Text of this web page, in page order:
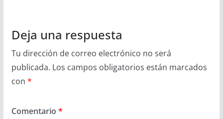
Deja una respuesta
Tu dirección de correo electrónico no será
publicada. Los campos obligatorios están marcados
con *
Comentario *